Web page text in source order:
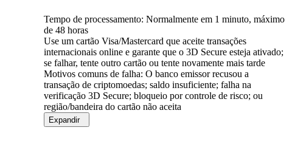
Tempo de processamento: Normalmente em 1 minuto, máximo
de 48 horas
Use um cartão Visa/Mastercard que aceite transações
internacionais online e garante que o 3D Secure esteja ativado;
se falhar, tente outro cartão ou tente novamente mais tarde
Motivos comuns de falha: O banco emissor recusou a
transação de criptomoedas; saldo insuficiente; falha na
verificação 3D Secure; bloqueio por controle de risco; ou
região/bandeira do cartão não aceita
Expandir